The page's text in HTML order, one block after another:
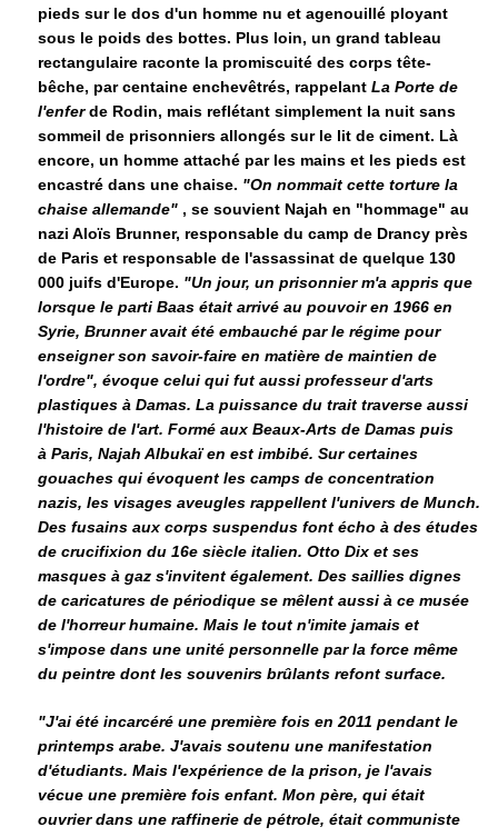
pieds sur le dos d'un homme nu et agenouillé ployant
sous le poids des bottes. Plus loin, un grand tableau
rectangulaire raconte la promiscuité des corps tête-
bêche, par centaine enchevêtrés, rappelant La Porte de
l'enferde Rodin, mais reflétant simplement la nuit sans
sommeil de prisonniers allongés sur le lit de ciment. Là
encore, un homme attaché par les mains et les pieds est
encastré dans une chaise. "On nommait cette torture la
chaise allemande" , se souvient Najah en "hommage" au
nazi Aloïs Brunner, responsable du camp de Drancy près
de Paris et responsable de l'assassinat de quelque 130
000 juifs d'Europe. "Un jour, un prisonnier m'a appris que
lorsque le parti Baas était arrivé au pouvoir en 1966 en
Syrie, Brunner avait été embauché par le régime pour
enseigner son savoir-faire en matière de maintien de
l'ordre", évoque celui qui fut aussi professeur d'arts
plastiques à Damas. La puissance du trait traverse aussi
l'histoire de l'art. Formé aux Beaux-Arts de Damas puis
à Paris, Najah Albukaï en est imbibé. Sur certaines
gouaches qui évoquent les camps de concentration
nazis, les visages aveugles rappellent l'univers de Munch.
Des fusains aux corps suspendus font écho à des études
de crucifixion du 16e siècle italien. Otto Dix et ses
masques à gaz s'invitent également. Des saillies dignes
de caricatures de périodique se mêlent aussi à ce musée
de l'horreur humaine. Mais le tout n'imite jamais et
s'impose dans une unité personnelle par la force même
du peintre dont les souvenirs brûlants refont surface.
"J'ai été incarcéré une première fois en 2011 pendant le
printemps arabe. J'avais soutenu une manifestation
d'étudiants. Mais l'expérience de la prison, je l'avais
vécue une première fois enfant. Mon père, qui était
ouvrier dans une raffinerie de pétrole, était communiste